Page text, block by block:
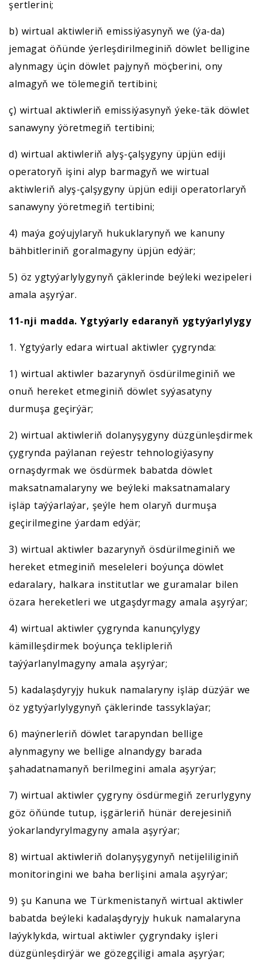
şertlerini;
b) wirtual aktiwleriň emissiýasynyň we (ýa-da)
jemagat öňünde ýerleşdirilmeginiň döwlet belligine
alynmagy üçin döwlet pajynyň möçberini, ony
almagyň we tölemegiň tertibini;
ç) wirtual aktiwleriň emissiýasynyň ýeke-täk döwlet
sanawyny ýöretmegiň tertibini;
d) wirtual aktiwleriň alyş-çalşygyny üpjün ediji
operatoryň işini alyp barmagyň we wirtual
aktiwleriň alyş-çalşygyny üpjün ediji operatorlaryň
sanawyny ýöretmegiň tertibini;
4) maýa goýujylaryň hukuklarynyň we kanuny
bähbitleriniň goralmagyny üpjün edýär;
5) öz ygtyýarlylygynyň çäklerinde beýleki wezipeleri
amala aşyrýar.
11-nji madda. Ygtyýarly edaranyň ygtyýarlylygy
1. Ygtyýarly edara wirtual aktiwler çygrynda:
1) wirtual aktiwler bazarynyň ösdürilmeginiň we
onuň hereket etmeginiň döwlet syýasatyny
durmuşa geçirýär;
2) wirtual aktiwleriň dolanyşygyny düzgünleşdirmek
çygrynda paýlanan reýestr tehnologiýasyny
ornaşdyrmak we ösdürmek babatda döwlet
maksatnamalaryny we beýleki maksatnamalary
işläp taýýarlaýar, şeýle hem olaryň durmuşa
geçirilmegine ýardam edýär;
3) wirtual aktiwler bazarynyň ösdürilmeginiň we
hereket etmeginiň meseleleri boýunça döwlet
edaralary, halkara institutlar we guramalar bilen
özara hereketleri we utgaşdyrmagy amala aşyrýar;
4) wirtual aktiwler çygrynda kanunçylygy
kämilleşdirmek boýunça teklipleriň
taýýarlanylmagyny amala aşyrýar;
5) kadalaşdyryjy hukuk namalaryny işläp düzýär we
öz ygtyýarlylygynyň çäklerinde tassyklaýar;
6) maýnerleriň döwlet tarapyndan bellige
alynmagyny we bellige alnandygy barada
şahadatnamanyň berilmegini amala aşyrýar;
7) wirtual aktiwler çygryny ösdürmegiň zerurlygyny
göz öňünde tutup, işgärleriň hünär derejesiniň
ýokarlandyrylmagyny amala aşyrýar;
8) wirtual aktiwleriň dolanyşygynyň netijeliliginiň
monitoringini we baha berlişini amala aşyrýar;
9) şu Kanuna we Türkmenistanyň wirtual aktiwler
babatda beýleki kadalaşdyryjy hukuk namalaryna
laýyklykda, wirtual aktiwler çygryndaky işleri
düzgünleşdirýär we gözegçiligi amala aşyrýar;